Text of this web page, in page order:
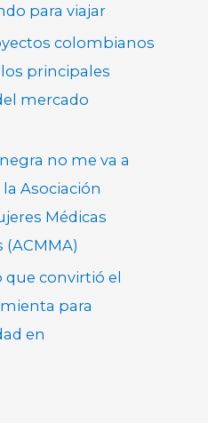
para viajar
colombianos
principales
mercado
no me va a
Asociación
Médicas
que convirtió el
para
en